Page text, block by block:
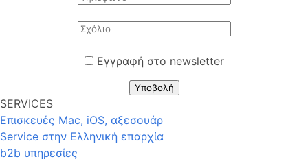
Εγγραφή στο newsletter
Υποβολή
SERVICES
Επισκευές Mac, iOS, αξεσουάρ
Service στην Eλληνική επαρχία
b2b υπηρεσίες